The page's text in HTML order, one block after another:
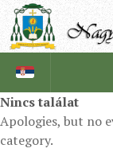
PÜSPÖKSÉG
Nincs találat
Apologies, but no
category.